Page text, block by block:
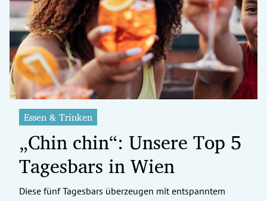
Untermenü
Untermenü
Untermenü
Untermenü
Untermenü
Untermenü
Untermenü
Essen & Trinken
„Chin chin“: Unsere Top 5
Tagesbars in Wien
Diese fünf Tagesbars überzeugen mit entspanntem